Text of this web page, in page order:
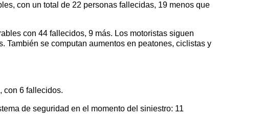
con un total de 22 personas fallecidas, 19 menos que
con 44 fallecidos, 9 más. Los motoristas siguen
se computan aumentos en peatones, ciclistas y
con 6 fallecidos.
de seguridad en el momento del siniestro: 11